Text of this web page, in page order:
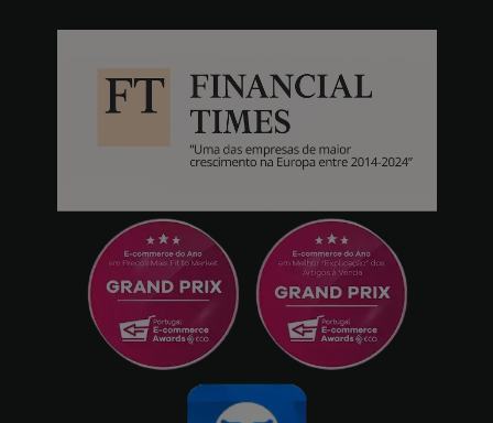
outros auscultadores, passava a vida a
caminhadas e a ter de andar sempre para
trás nas músicas ou podcasts porque ao
mínimo ruído deixava de ouvir. Agora vou
com o volume bem abaixo de metade e
problema, mesmo com o som alto do
trânsito consigo ouvir perfeitamente e não
preciso de aumentar o volume. Também
adoro o modo transparente, em que se pode
ouvir o exterior como se não se estivesse a
usar nada. As definições são muito fáceis de
utilizar com a aplicação. Uma compra 10. -